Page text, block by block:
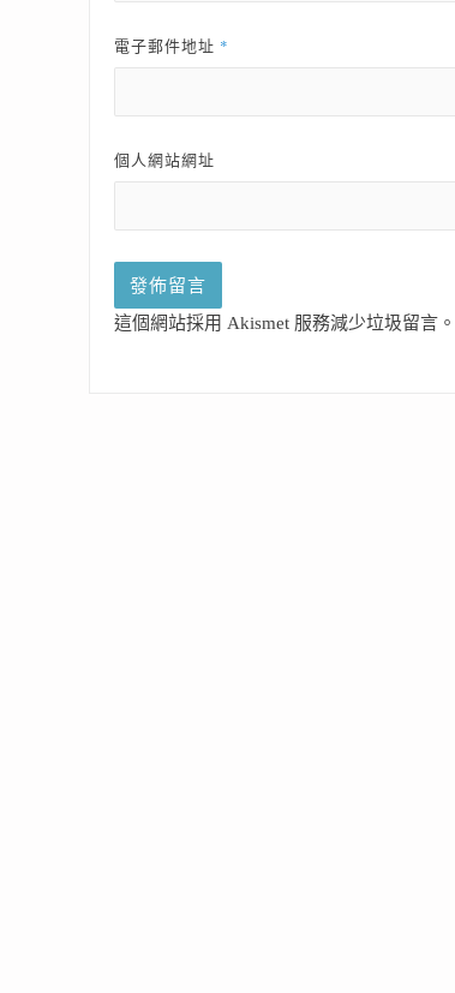
電子郵件地址 *
個人網站網址
這個網站採用 Akismet 服務減少垃圾留言。